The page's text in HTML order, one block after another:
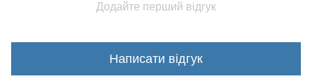
Додайте перший відгук
Написати відгук